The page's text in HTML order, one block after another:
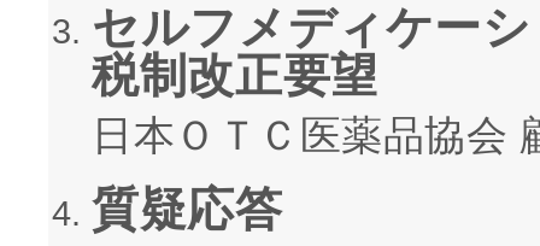
セルフメディケー
税制改正要望
日本ＯＴＣ医薬品協
質疑応答